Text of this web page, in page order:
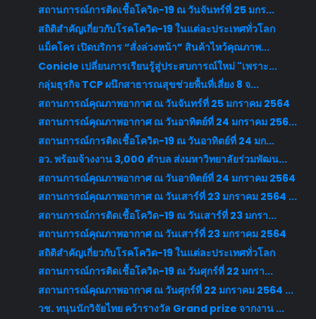
สถานการณ์การติดเชื้อโควิด-19 ณ วันจันทร์ที่ 25 มกร...
สถิติสำคัญเกี่ยวกับโรคโควิด-19 ในแต่ละประเทศทั่วโลก
แม็คโคร เปิดบริการ “สั่งล่วงหน้า” สินค้าไหว้คุณภาพ...
Conicle เปลี่ยนการเรียนรู้สู่ประสบการณ์ใหม่ "เพราะ...
กลุ่มธุรกิจ TCP ผนึกสาธารณสุขช่วยพื้นที่เสี่ยง 8 จ...
สถานการณ์คุณภาพอากาศ ณ วันจันทร์ที่ 25 มกราคม 2564
สถานการณ์คุณภาพอากาศ ณ วันอาทิตย์ที่ 24 มกราคม 256...
สถานการณ์การติดเชื้อโควิด-19 ณ วันอาทิตย์ที่ 24 มก...
อว. พร้อมจ้างงาน 3,000 ตำบล ส่งมหาวิทยาลัยร่วมพัฒน...
สถานการณ์คุณภาพอากาศ ณ วันอาทิตย์ที่ 24 มกราคม 2564
สถานการณ์คุณภาพอากาศ ณ วันเสาร์ที่ 23 มกราคม 2564 ...
สถานการณ์การติดเชื้อโควิด-19 ณ วันเสาร์ที่ 23 มกรา...
สถานการณ์คุณภาพอากาศ ณ วันเสาร์ที่ 23 มกราคม 2564
สถิติสำคัญเกี่ยวกับโรคโควิด-19 ในแต่ละประเทศทั่วโลก
สถานการณ์การติดเชื้อโควิด-19 ณ วันศุกร์ที่ 22 มกรา...
สถานการณ์คุณภาพอากาศ ณ วันศุกร์ที่ 22 มกราคม 2564 ...
วช. หนุนนักวิจัยไทย คว้ารางวัล Grand prize จากงาน ...